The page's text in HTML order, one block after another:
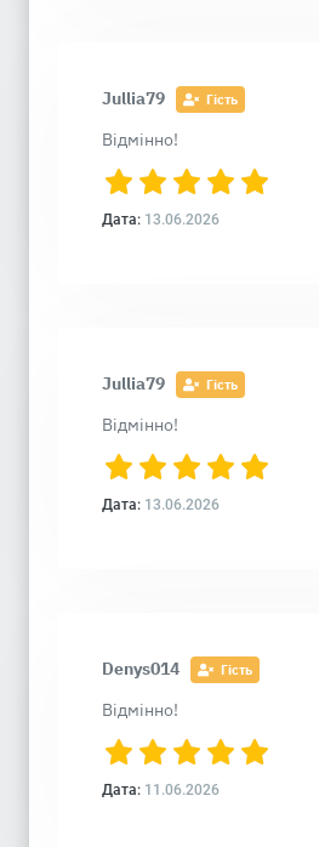
Jullia79 Гість
Відмінно!
Дата: 13.06.2026
Jullia79 Гість
Відмінно!
Дата: 13.06.2026
Denys014 Гість
Відмінно!
Дата: 11.06.2026